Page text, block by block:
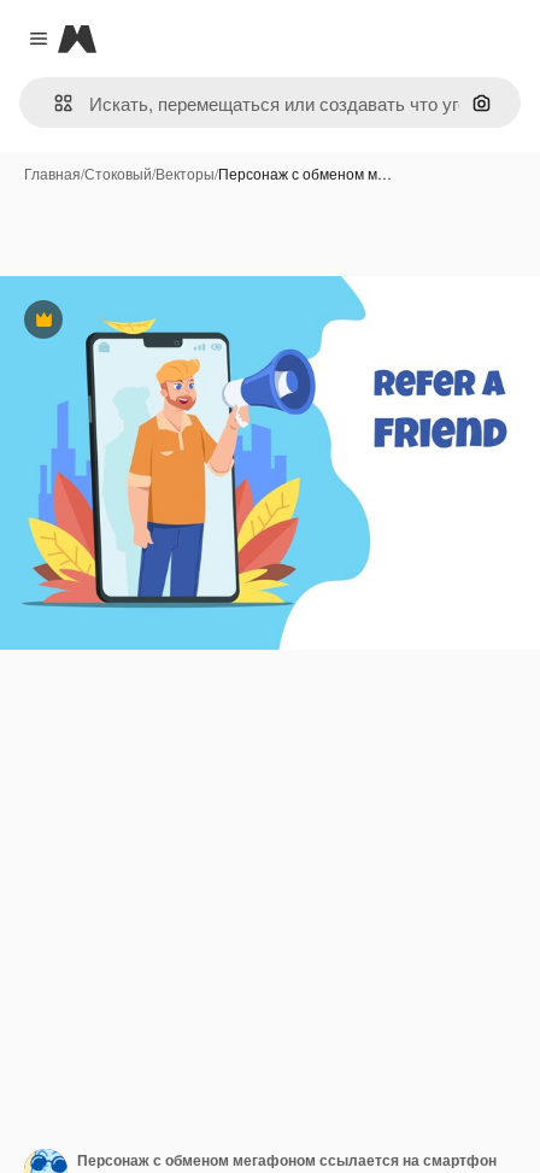
Close menu
Magnific
Поиск
Главная/Стоковый/Векторы/Персонаж с обменом м…
Премиум
Персонаж с обменом мегафоном ссылается на смартфон